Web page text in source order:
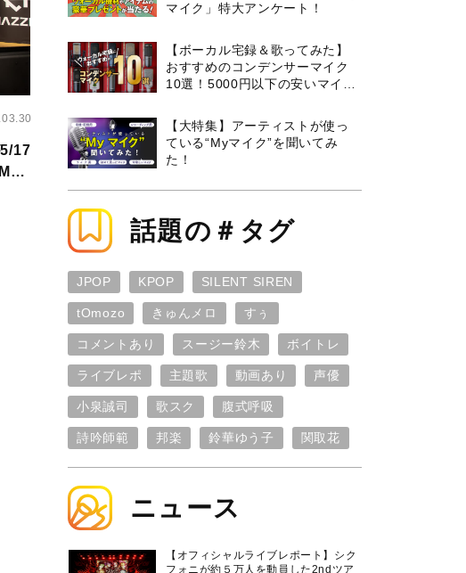
17
に
マイク」特大アンケート！
【ボーカル宅録＆歌ってみた】
おすすめのコンデンサーマイク
10選！5000円以下の安いマイク
【大特集】アーティストが使っ
ている“Myマイク”を聞いてみ
た！
話題の＃タグ
JPOP KPOP SILENT SIREN
tOmozo きゅんメロ すぅ
コメントあり スージー鈴木 ボイトレ
ライブレポ 主題歌 動画あり 声優
小泉誠司 歌スク 腹式呼吸
詩吟師範 邦楽 鈴華ゆう子 関取花
ニュース
【オフィシャルライブレポート】シク
フォニが約５万人を動員した2ndツア